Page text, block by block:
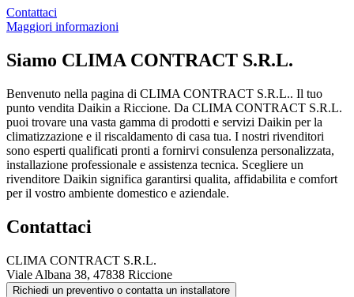
Contattaci
Maggiori informazioni
Siamo CLIMA CONTRACT S.R.L.
Benvenuto nella pagina di CLIMA CONTRACT S.R.L.. Il tuo
punto vendita Daikin a Riccione. Da CLIMA CONTRACT S.R.L.
puoi trovare una vasta gamma di prodotti e servizi Daikin per la
climatizzazione e il riscaldamento di casa tua. I nostri rivenditori
sono esperti qualificati pronti a fornirvi consulenza personalizzata,
installazione professionale e assistenza tecnica. Scegliere un
rivenditore Daikin significa garantirsi qualita, affidabilita e comfort
per il vostro ambiente domestico e aziendale.
Contattaci
CLIMA CONTRACT S.R.L.
Viale Albana 38, 47838 Riccione
Richiedi un preventivo o contatta un installatore